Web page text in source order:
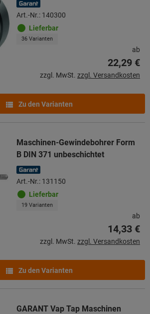
Art.-Nr.: 140300
Lieferbar
36 Varianten
ab
22,29 €
zzgl. MwSt. zzgl. Versandkosten
Zu den Varianten
Maschinen-Gewindebohrer Form
B DIN 371 unbeschichtet
Art.-Nr.: 131150
Lieferbar
19 Varianten
ab
14,33 €
zzgl. MwSt. zzgl. Versandkosten
Zu den Varianten
GARANT Vap Tap Maschinen